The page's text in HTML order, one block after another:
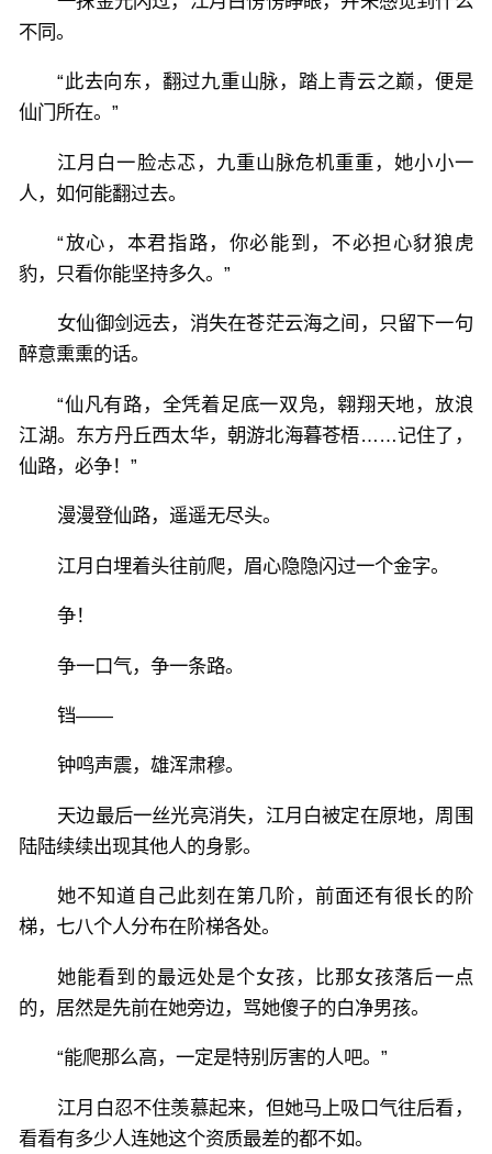
不同。
“此去向东，翻过九重山脉，踏上青云之巅，便是
仙门所在。”
江月白一脸忐忑，九重山脉危机重重，她小小一
人，如何能翻过去。
“放心，本君指路，你必能到，不必担心豺狼虎
豹，只看你能坚持多久。”
女仙御剑远去，消失在苍茫云海之间，只留下一句
醉意熏熏的话。
“仙凡有路，全凭着足底一双凫，翱翔天地，放浪
江湖。东方丹丘西太华，朝游北海暮苍梧……记住了，
仙路，必争！”
漫漫登仙路，遥遥无尽头。
江月白埋着头往前爬，眉心隐隐闪过一个金字。
争！
争一口气，争一条路。
铛——
钟鸣声震，雄浑肃穆。
天边最后一丝光亮消失，江月白被定在原地，周围
陆陆续续出现其他人的身影。
她不知道自己此刻在第几阶，前面还有很长的阶
梯，七八个人分布在阶梯各处。
她能看到的最远处是个女孩，比那女孩落后一点
的，居然是先前在她旁边，骂她傻子的白净男孩。
“能爬那么高，一定是特别厉害的人吧。”
江月白忍不住羡慕起来，但她马上吸口气往后看，
看看有多少人连她这个资质最差的都不如。